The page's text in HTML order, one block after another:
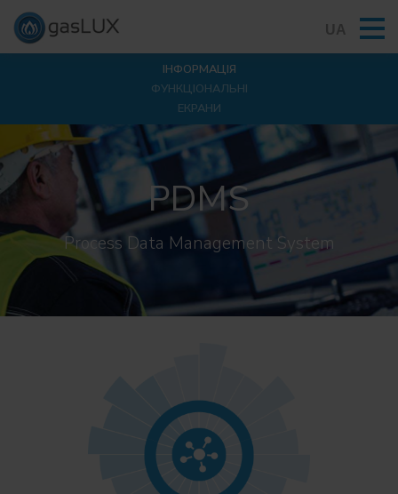
UA
ІНФОРМАЦІЯ
ФУНКЦІОНАЛЬНІ
ЕКРАНИ
PDMS
Process Data Management System